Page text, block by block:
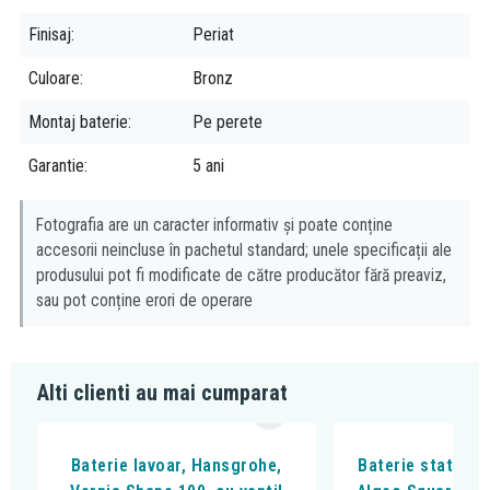
senzationale. In plus, economisesti si apa!
QuickClean:
Curatare simpla si eficienta a sistemelor de dus si a
si sau orice alte substante se curata simplu, doar prin frecarea
usoara a duzelor. Va puteti bucura astfel de un dus perfect pentru
Finisaj Periat
Culoare Bronz
Montaj baterie Pe perete
Garantie 5 ani
Fotografia are un caracter informativ și poate conține
accesorii neincluse în pachetul standard; unele specificații ale
produsului pot fi modificate de către producător fără preaviz,
sau pot conține erori de operare
Alti clienti au mai cumparat
Baterie lavoar, Hansgrohe,
Baterie stativa